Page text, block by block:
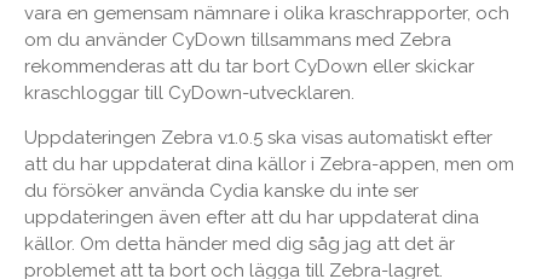
vara en gemensam nämnare i olika kraschrapporter, och
om du använder CyDown tillsammans med Zebra
rekommenderas att du tar bort CyDown eller skickar
kraschloggar till CyDown-utvecklaren.
Uppdateringen Zebra v1.0.5 ska visas automatiskt efter
att du har uppdaterat dina källor i Zebra-appen, men om
du försöker använda Cydia kanske du inte ser
uppdateringen även efter att du har uppdaterat dina
källor. Om detta händer med dig såg jag att det är
problemet att ta bort och lägga till Zebra-lagret.